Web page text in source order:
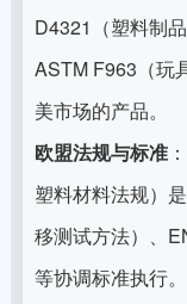
D4321（塑料制
ASTM F963（玩
美市场的产品。
欧盟法规与标准
塑料材料法规）
移测试方法）、
等协调标准执行。